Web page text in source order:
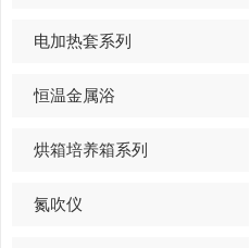
电加热套系列
恒温金属浴
烘箱培养箱系列
氮吹仪